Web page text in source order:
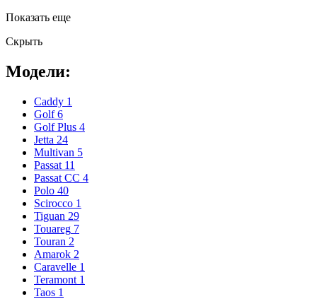
Показать еще
Скрыть
Модели:
Caddy 1
Golf 6
Golf Plus 4
Jetta 24
Multivan 5
Passat 11
Passat CC 4
Polo 40
Scirocco 1
Tiguan 29
Touareg 7
Touran 2
Amarok 2
Caravelle 1
Teramont 1
Taos 1